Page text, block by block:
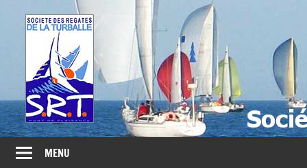
Société
des
Régates
Turballaises
MENU